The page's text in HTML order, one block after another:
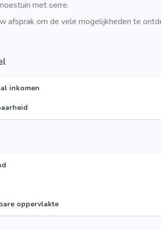
met serre.
afsprak om de vele mogelijkheden te
inkomen
oppervlakte